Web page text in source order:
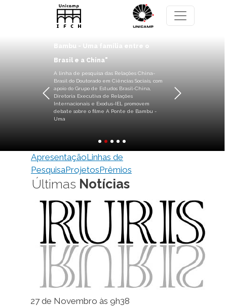
Pasar al contenido principal
Bambu - Uma família entre o
Brasil e a China"
A linha de pesquisa das Relações China-
Brasil do Doutorado em Ciências Sociais, com
apoio do Grupo de Estudos Brasil-China,
Diretoria Executiva de Relações
Internacionais e Exodus-IEL promovem
debate sobre o filme A Ponte de Bambu -
Uma
Anterior
ApresentaçãoLinhas de
PesquisaProjetosPrêmios
Últimas Notícias
27 de Novembro às 9h38